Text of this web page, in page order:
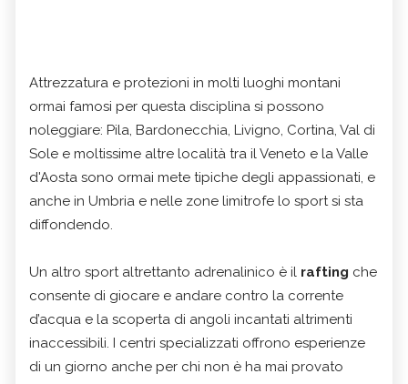
Attrezzatura e protezioni in molti luoghi montani
ormai famosi per questa disciplina si possono
noleggiare: Pila, Bardonecchia, Livigno, Cortina, Val di
Sole e moltissime altre località tra il Veneto e la Valle
d'Aosta sono ormai mete tipiche degli appassionati, e
anche in Umbria e nelle zone limitrofe lo sport si sta
diffondendo.
Un altro sport altrettanto adrenalinico è il rafting che
consente di giocare e andare contro la corrente
d’acqua e la scoperta di angoli incantati altrimenti
inaccessibili. I centri specializzati offrono esperienze
di un giorno anche per chi non è ha mai provato